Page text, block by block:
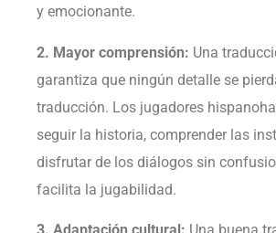
y emocionante.
2. Mayor comprensión: Una
garantiza que ningún detalle se
traducción. Los jugadores
seguir la historia, comprender las
disfrutar de los diálogos sin
facilita la jugabilidad.